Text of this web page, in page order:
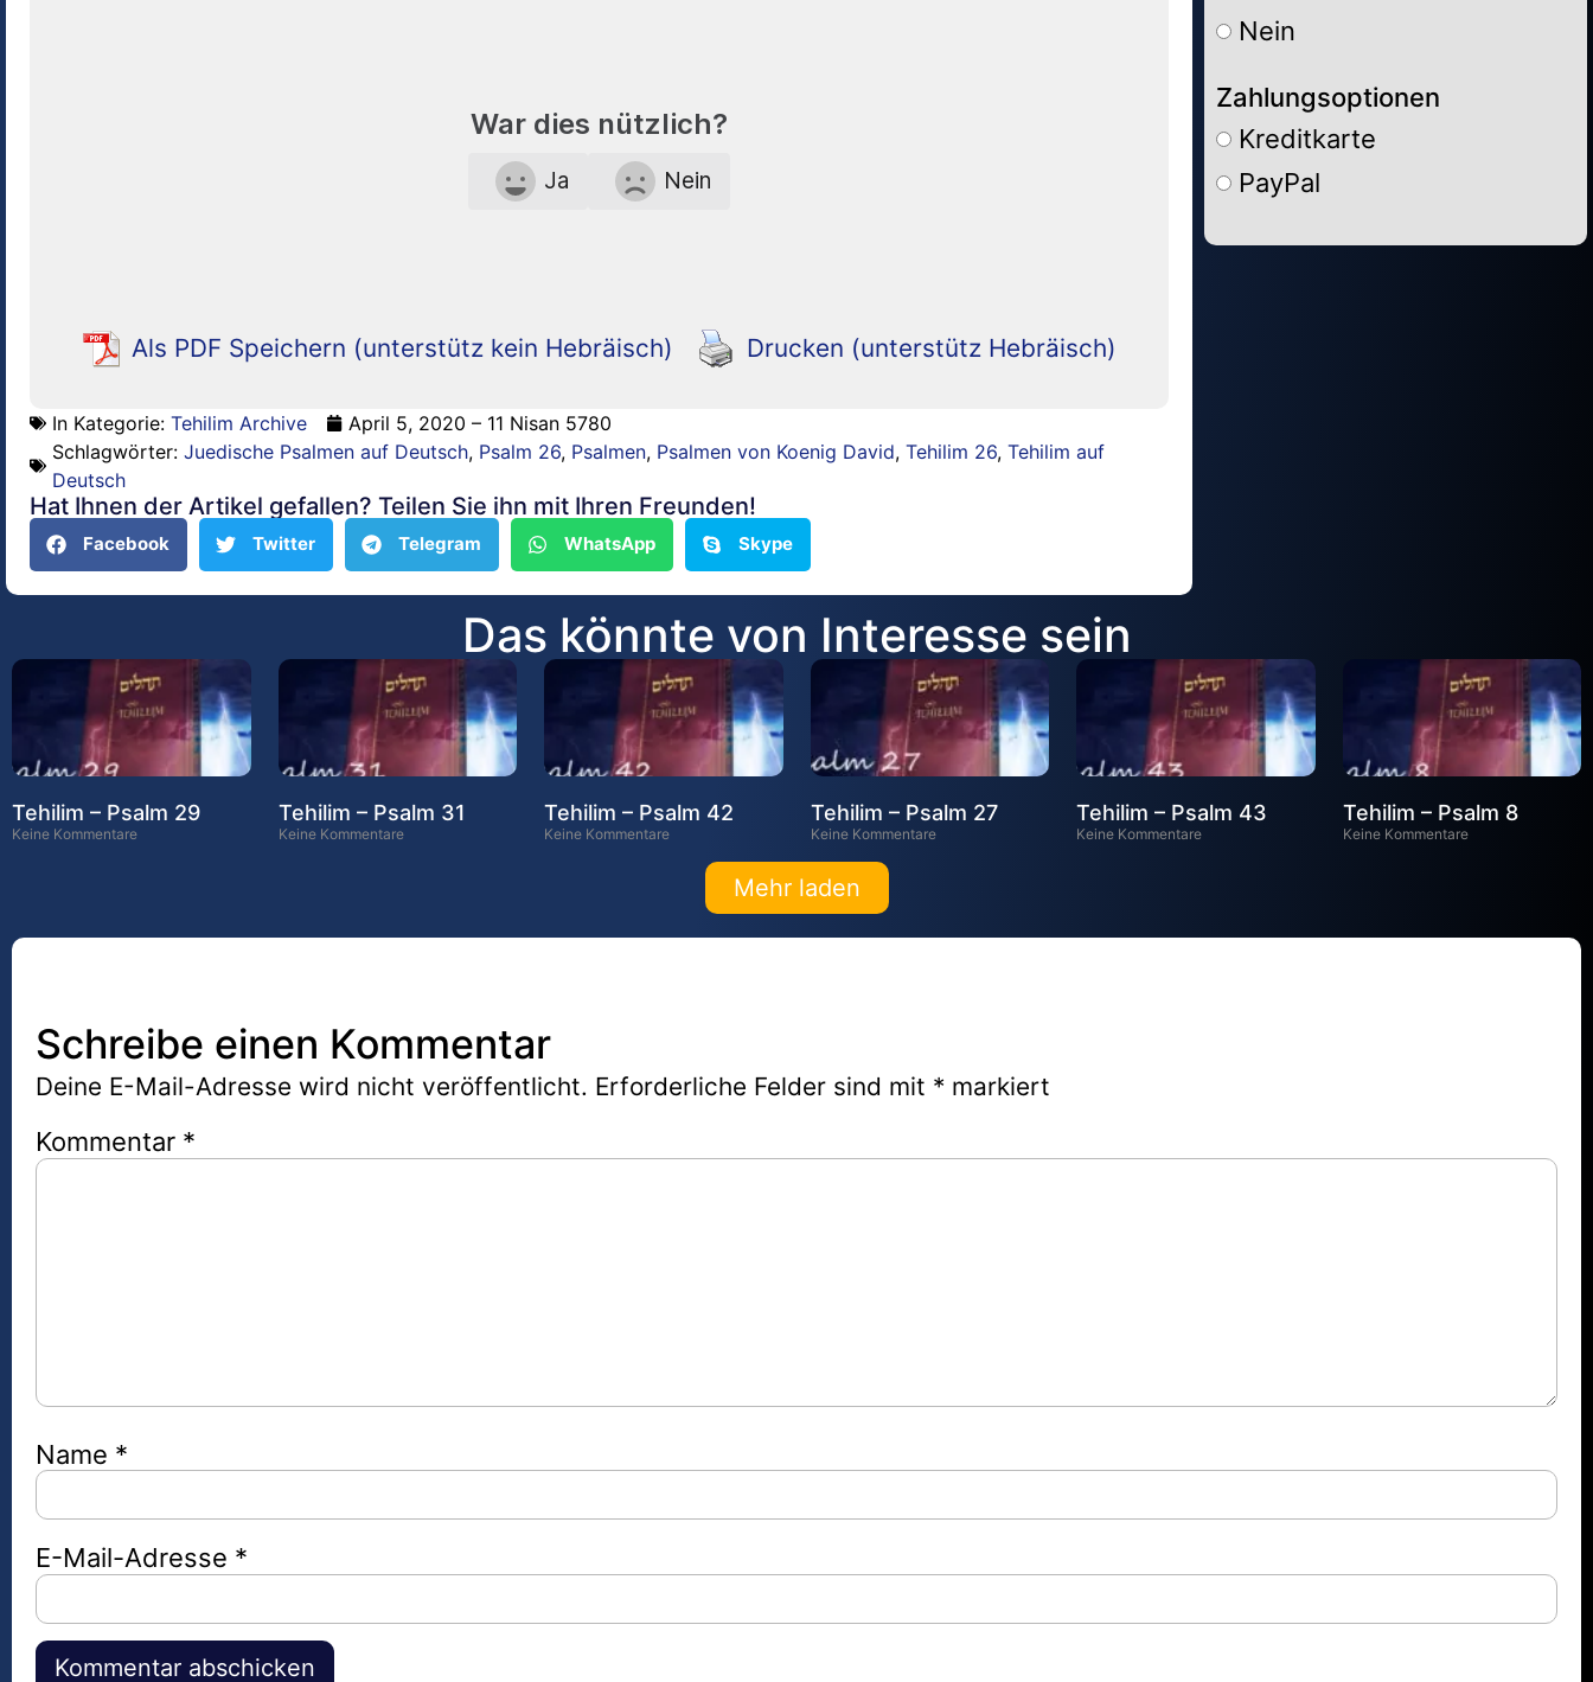
War dies nützlich?
Ja Nein
Als PDF Speichern (unterstütz kein Hebräisch) Drucken (unterstütz Hebräisch)
In Kategorie: Tehilim Archive
April 5, 2020 – 11 Nisan 5780
Schlagwörter: Juedische Psalmen auf Deutsch, Psalm 26, Psalmen, Psalmen von Koenig David, Tehilim 26, Tehilim auf
Deutsch
Hat Ihnen der Artikel gefallen? Teilen Sie ihn mit Ihren Freunden!
Facebook Twitter Telegram WhatsApp Skype
Nein
Zahlungsoptionen
Kreditkarte
PayPal
Alternative:
Das könnte von Interesse sein
Tehilim – Psalm 29
Keine Kommentare
Tehilim – Psalm 31
Keine Kommentare
Tehilim – Psalm 42
Keine Kommentare
Tehilim – Psalm 27
Keine Kommentare
Tehilim – Psalm 43
Keine Kommentare
Tehilim – Psalm 8
Keine Kommentare
Mehr laden
Schreibe einen Kommentar
Deine E-Mail-Adresse wird nicht veröffentlicht. Erforderliche Felder sind mit * markiert
Kommentar *
Name *
E-Mail-Adresse *